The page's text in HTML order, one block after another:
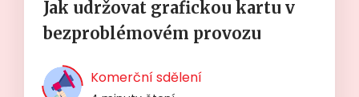
Jak udržovat grafickou kartu v
bezproblémovém provozu
Komerční sdělení